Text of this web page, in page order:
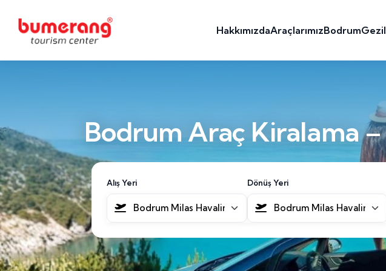
HakkımızdaAraçlarımızBodrum
Bodrum Araç Kiralama
Alış Yeri
Bodrum Milas Havalimanı [BJV]
Dönüş Yeri
Bodrum Milas Havalimanı